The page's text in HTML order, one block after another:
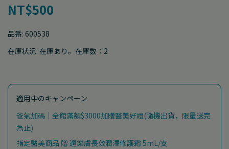
NT$500
品番: 600538
在庫状況: 在庫あり。在庫数：2
適用中のキャンペーン
爸氣加碼｜全館滿額$3000加贈醫美好禮(隨機出貨，限量送完
為止)
指定醫美商品 贈 適樂膚長效潤澤修護霜 5mL/支